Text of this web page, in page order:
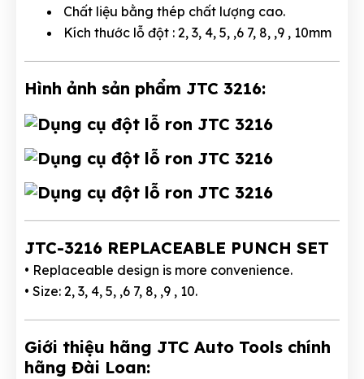
Chất liệu bằng thép chất lượng cao.
Kích thước lỗ đột : 2, 3, 4, 5, ,6 7, 8, ,9 , 10mm
Hình ảnh sản phẩm JTC 3216:
JTC-3216 REPLACEABLE PUNCH SET
• Replaceable design is more convenience.
• Size: 2, 3, 4, 5, ,6 7, 8, ,9 , 10.
Giới thiệu hãng JTC Auto Tools chính
hãng Đài Loan: